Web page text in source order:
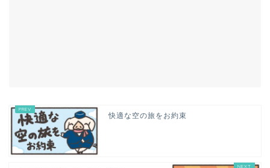
快適な空の旅をお約束